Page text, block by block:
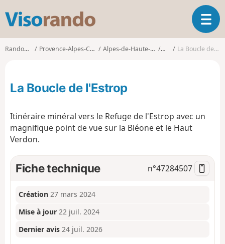
s
d
O
u
a
Randonnées Provence-Alpes-Côte d'Azur Alpes-de-Haute-Provence Allos La Boucle de l'Estrop
La Boucle de l'Estrop
Itinéraire minéral vers le Refuge de l'Estrop avec un
magnifique point de vue sur la Bléone et le Haut
Verdon.
Fiche technique n°47284507
Création 27 mars 2024
Mise à jour 22 juil. 2024
Dernier avis 24 juil. 2026